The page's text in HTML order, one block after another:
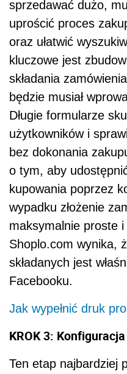
sprzedawać dużo,
uprościć proces
oraz ułatwić
kluczowe jest
składania
będzie musiał
Długie formularze
użytkowników i
bez dokonania
o tym, aby
kupowania poprzez
wypadku złożenie
maksymalnie proste
Shoplo.com wynika,
składanych jest
Facebooku.
Jak wypełnić druk
KROK 3:
Ten etap najbardziej